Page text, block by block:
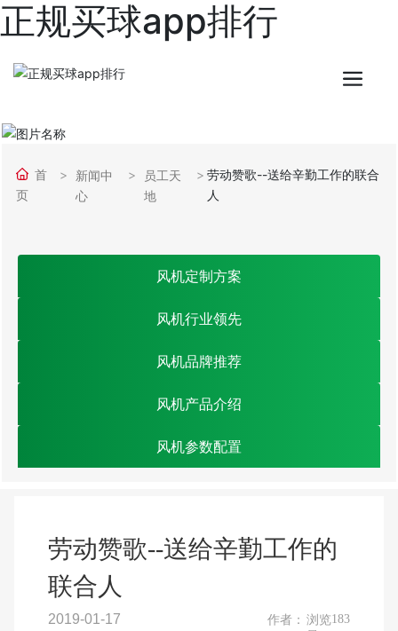
正规买球app排行
首
页
新闻中
心
员工天
地
劳动赞歌--送给辛勤工作的联合
人
风机定制方案
风机行业领先
风机品牌推荐
风机产品介绍
风机参数配置
劳动赞歌--送给辛勤工作的
联合人
2019-01-17 作者： 浏览183